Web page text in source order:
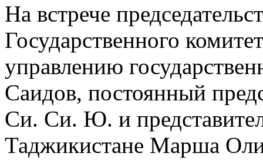
На встрече
Государственного
управлению
Саидов, постоянный
Си. Си. Ю. и
Таджикистане Марша